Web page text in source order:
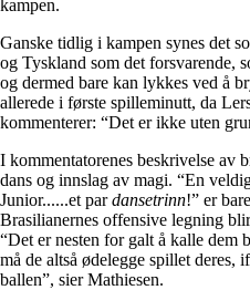
kampen.
Ganske tidlig i kampen synes det
og Tyskland som det forsvarende,
og dermed bare kan lykkes ved å
allerede i første spilleminutt, da
kommenterer: “Det er ikke uten
I kommentatorenes beskrivelse av
dans og innslag av magi. “En
Junior......et pardansetrinn!” er
Brasilianernes offensive legning
“Det er nesten for galt å kalle dem
må de altså ødelegge spillet
ballen”, sier Mathiesen.